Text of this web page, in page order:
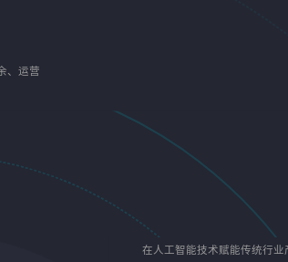
、运营
在人工智能技术赋能传统行业